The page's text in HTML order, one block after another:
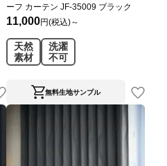
ーフ カーテン JF-35009 ブラック
11,000円(税込)～
天然
素材
洗濯
不可
無料生地サンプル